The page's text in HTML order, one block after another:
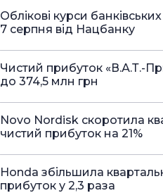
Облікові курси
7 серпня від Нацбанку
Чистий прибуток «В.А.Т.-
до 374,5 млн грн
Novo Nordisk скоротила
чистий прибуток на 21%
Honda збільшила
прибуток у 2,3 раза